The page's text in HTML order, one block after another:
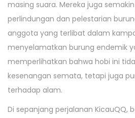
masing suara. Mereka juga
perlindungan dan pelestarian
anggota yang terlibat dalam
menyelamatkan burung endemik
memperlihatkan bahwa hobi ini
kesenangan semata, tetapi juga
terhadap alam.
Di sepanjang perjalanan KicauQQ,